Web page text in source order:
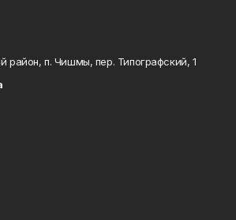
район, п. Чишмы, пер. Типографский, 1